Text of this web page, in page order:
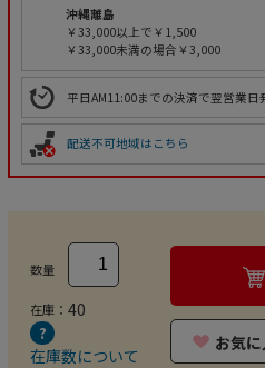
沖縄離島
￥33,000以上で￥1,500
￥33,000未満の場合￥3,000
平日AM11:00までの決済で翌営業
配送不可地域はこちら
数量
在庫： 40
在庫数について
お気に